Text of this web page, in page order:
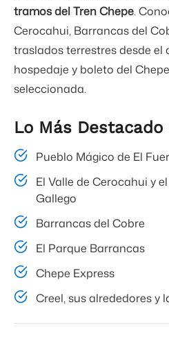
tramos del Tren Chepe.
Cerocahui, Barrancas del
traslados terrestres desde el
hospedaje y boleto del
seleccionada.
Lo Más
Pueblo Mágico de El
El Valle de Cerocahui y
Gallego
Barrancas del Cobre
El Parque Barrancas
Chepe Express
Creel, sus alrededores y